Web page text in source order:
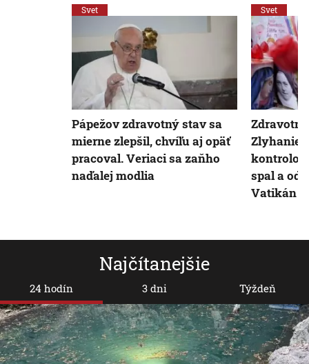
Najčítanejšie
24 hodín 3 dni Týždeň
Svet
Pápežov zdravotný stav sa
mierne zlepšil, chvíľu aj opäť
pracoval. Veriaci sa zaňho
naďalej modlia
Svet
Zlyhanie
spal a
Vatikán